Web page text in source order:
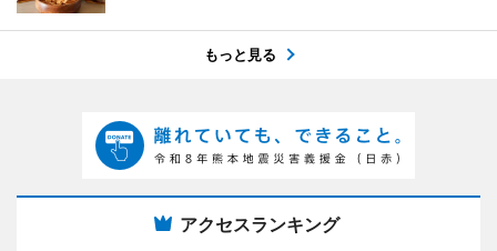
もっと見る
アクセスランキング